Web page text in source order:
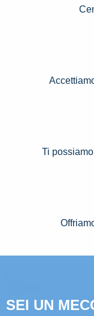
Ti
SEI UN